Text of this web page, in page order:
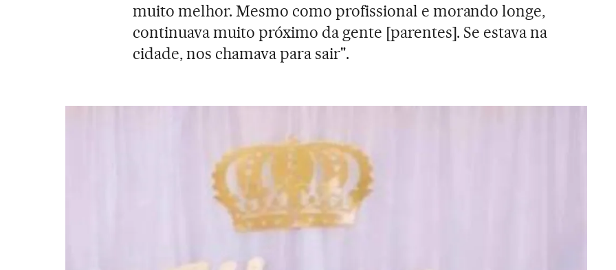
muito melhor. Mesmo como profissional e morando longe,
continuava muito próximo da gente [parentes]. Se estava na
cidade, nos chamava para sair".